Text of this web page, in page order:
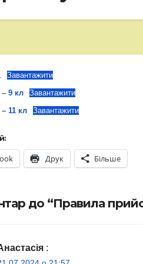
Завантажити
– 9 кл
Завантажити
11 кл
Завантажити
Друк Більше
до “Правила
: